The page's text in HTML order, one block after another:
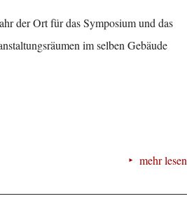
der Ort für das Symposium und das
im selben Gebäude
mehr lesen